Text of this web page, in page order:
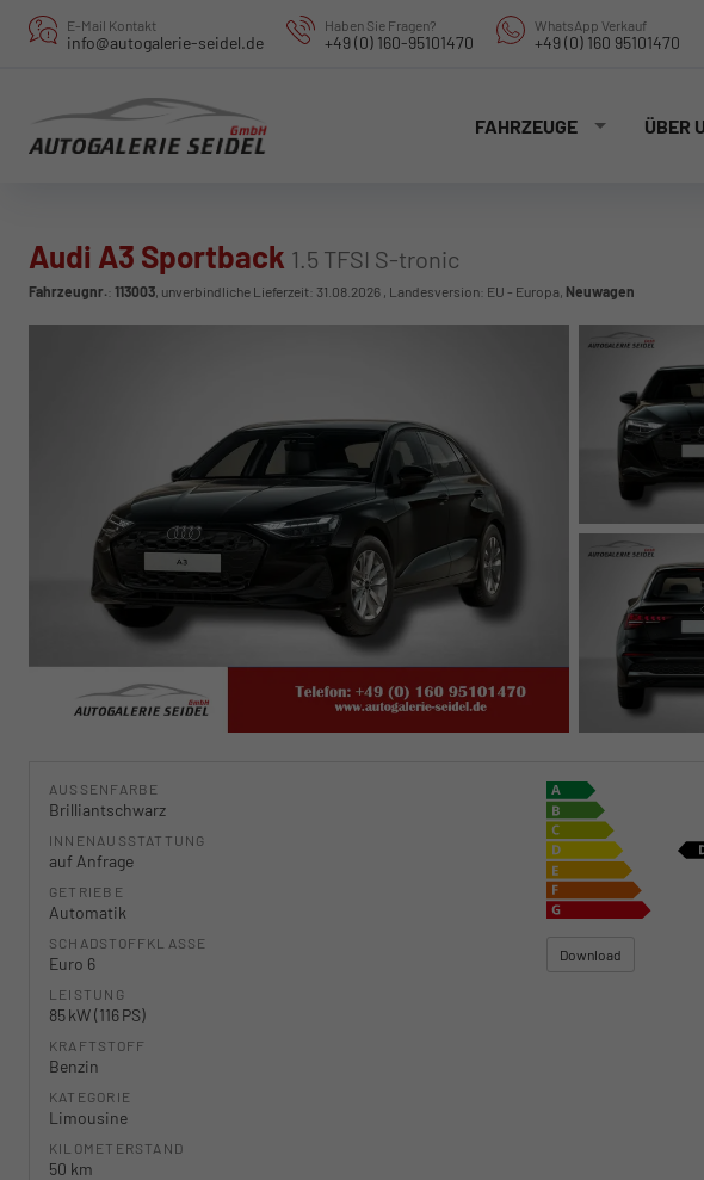
E-Mail Kontakt
info@autogalerie-seidel.de
Haben Sie Fragen?
+49 (0) 160-95101470
WhatsApp Verkauf
+49 (0) 160 95101470
FAHRZEUGE ÜBER
Audi A3 Sportback 1.5 TFSI S-tronic
Fahrzeugnr.: 113003, unverbindliche Lieferzeit: 31.08.2026 , Landesversion: EU - Europa, Neuwagen
AUSSENFARBE
Brilliantschwarz
INNENAUSSTATTUNG
auf Anfrage
GETRIEBE
Automatik
SCHADSTOFFKLASSE
Euro 6
LEISTUNG
85 kW (116 PS)
KRAFTSTOFF
Benzin
KATEGORIE
Limousine
KILOMETERSTAND
50 km
Download